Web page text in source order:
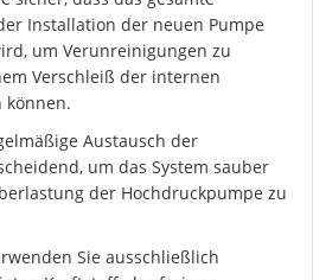
Installation der neuen Pumpe
um Verunreinigungen zu
Verschleiß der internen
können.
Austausch der
um das System sauber
der Hochdruckpumpe zu
Sie ausschließlich